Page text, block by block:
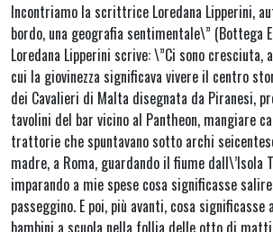
Incontriamo la scrittrice Loredana Lipperini,
bordo, una geografia sentimentale\” (Bottega
Loredana Lipperini scrive: \”Ci sono cresciuta,
cui la giovinezza significava vivere il centro
dei Cavalieri di Malta disegnata da Piranesi,
tavolini del bar vicino al Pantheon, mangiare
trattorie che spuntavano sotto archi
madre, a Roma, guardando il fiume dall\’Isola
imparando a mie spese cosa significasse
passeggino. E poi, più avanti, cosa significasse
bambini a scuola nella follia delle otto di